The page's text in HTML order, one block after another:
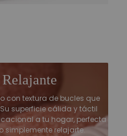
con textura de bucles que
superficie cálida y táctil
a tu hogar, perfecta
simplemente relajarte.